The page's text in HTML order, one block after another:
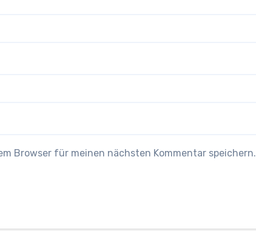
Browser für meinen nächsten Kommentar speichern.